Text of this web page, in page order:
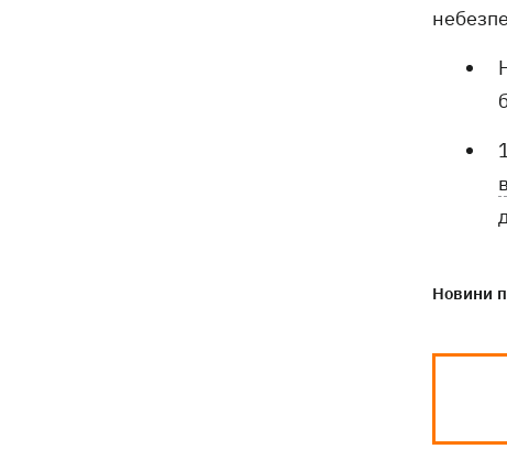
Новини